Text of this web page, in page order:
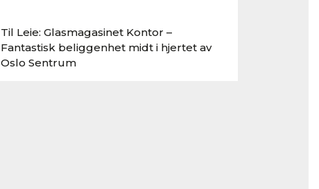
Til Leie: Glasmagasinet Kontor –
Fantastisk beliggenhet midt i hjertet av
Oslo Sentrum